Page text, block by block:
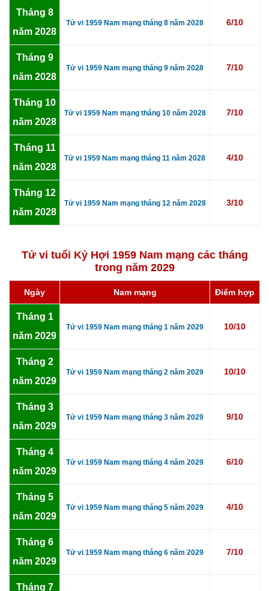
Tháng 8
năm 2028
Tử vi 1959 Nam mạng tháng 8 năm 2028 6/10
Tháng 9
năm 2028
Tử vi 1959 Nam mạng tháng 9 năm 2028 7/10
Tháng 10
năm 2028
Tử vi 1959 Nam mạng tháng 10 năm 2028 7/10
Tháng 11
năm 2028
Tử vi 1959 Nam mạng tháng 11 năm 2028 4/10
Tháng 12
năm 2028
Tử vi 1959 Nam mạng tháng 12 năm 2028 3/10
Tử vi tuổi Kỷ Hợi 1959 Nam mạng các tháng
trong năm 2029
Ngày Nam mạng Điểm hợp
Tháng 1
năm 2029
Tử vi 1959 Nam mạng tháng 1 năm 2029 10/10
Tháng 2
năm 2029
Tử vi 1959 Nam mạng tháng 2 năm 2029 10/10
Tháng 3
năm 2029
Tử vi 1959 Nam mạng tháng 3 năm 2029 9/10
Tháng 4
năm 2029
Tử vi 1959 Nam mạng tháng 4 năm 2029 6/10
Tháng 5
năm 2029
Tử vi 1959 Nam mạng tháng 5 năm 2029 4/10
Tháng 6
năm 2029
Tử vi 1959 Nam mạng tháng 6 năm 2029 7/10
Tháng 7